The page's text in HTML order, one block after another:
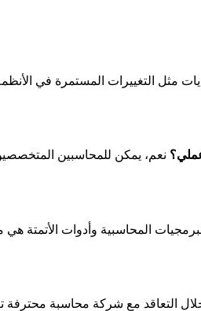
مثل التغييرات المستمرة في الأنظمة
نعم، يمكن للمحاسبين
المحاسبية وأدوات الأتمتة
التعاقد مع شركة محاسبة محترفة